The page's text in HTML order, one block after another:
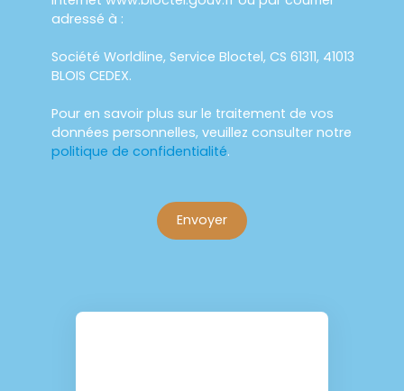
adressé à :
Société Worldline, Service Bloctel, CS 61311, 41013
BLOIS CEDEX.
Pour en savoir plus sur le traitement de vos
données personnelles, veuillez consulter notre
politique de confidentialité.
Envoyer